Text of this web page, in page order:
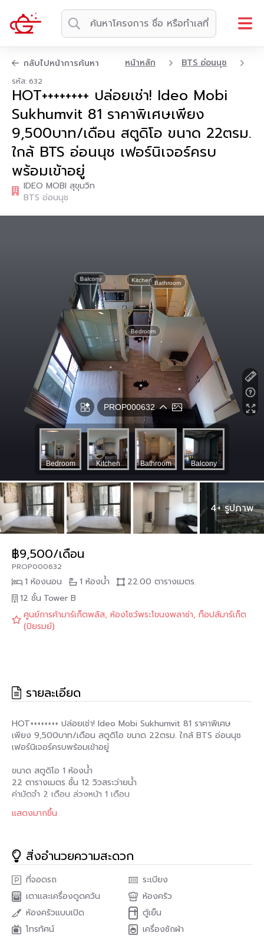
กลับไปหน้าการค้นหา หน้าหลัก BTS อ่อนนุช
รหัส: 632
HOT++++++++ ปล่อยเช่า! Ideo Mobi
Sukhumvit 81 ราคาพิเศษเพียง
9,500บาท/เดือน สตูดิโอ ขนาด 22ตรม.
ใกล้ BTS อ่อนนุช เฟอร์นิเจอร์ครบ
พร้อมเข้าอยู่
IDEO MOBI สุขุมวิท
BTS อ่อนนุช
4+ รูปภาพ
฿9,500/เดือน
PROP000632
1 ห้องนอน 1 ห้องน้ำ
22.00 ตารางเมตร.
12 ชั้น Tower B
ศูนย์การค้ามาร์เก็ตพลัส, ห้องโชว์พระโขนงพลาซ่า, ท็อปส์มาร์เก็ต
(ปิยรมย์)
รายละเอียด
HOT++++++++ ปล่อยเช่า! Ideo Mobi Sukhumvit 81 ราคาพิเศษ
เพียง 9,500บาท/เดือน สตูดิโอ ขนาด 22ตรม. ใกล้ BTS อ่อนนุช
เฟอร์นิเจอร์ครบพร้อมเข้าอยู่
ขนาด สตูดิโอ 1 ห้องน้ำ
22 ตารางเมตร ชั้น 12 วิวสระว่ายน้ำ
ค่ามัดจำ 2 เดือน ล่วงหน้า 1 เดือน
เฟอร์นิเจอร์ครบพร้อมเข้าอยู่
ชั่วโมง กล้องวงจรปิด สระว่ายนำ้ ฟิตเนส สวนหย่อม / พื้นที่จัด
บาร์บีคิว ร้านค้าในโครงการ
สถานที่ใกล้เคียง
Ideo Mobi Sukhumvit (ไอดีโอ โมบิ สุขุมวิท) เดินทางสะดวกเพียง
220 เมตร หรือประมาณ 3 นาที เดินจาก อ่อนนุช ถ้าคุณเดินทาง
ด้วยรถยนต์ ทางด่วนที่ใกล้ที่สุดอยู่ที่ 1.3 กิโลเมตร จากคอนโด
แสดงมากขึ้น
สิ่งอำนวยความสะดวก
ที่จอดรถ
ระเบียง
เตาและเครื่องดูดควัน
ห้องครัว
ห้องครัวแบบเปิด
ตู้เย็น
โทรทัศน์
เครื่องซักผ้า